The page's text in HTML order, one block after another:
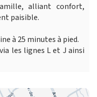
alliant confort,
paisible.
à 25 minutes à pied.
les lignes L et J ainsi